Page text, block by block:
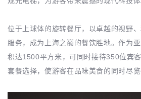
位于上球体的旋转餐厅，以卓越的视野
服务，成为上海之巅的餐饮胜地。作为
积达1500平方米，可同时接待350位宾
套餐选择，使游客在品味美食的同时尽览